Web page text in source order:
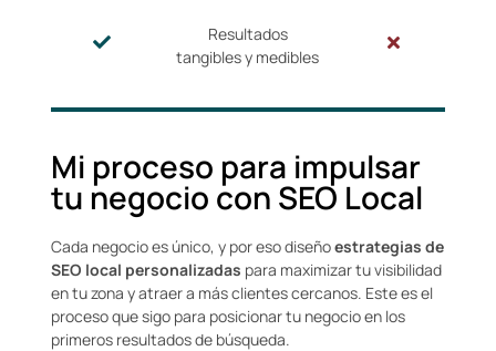
Resultados
tangibles y medibles
Mi proceso para impulsar
tu negocio con SEO Local
Cada negocio es único, y por eso diseñoestrategias de
SEO local personalizadas para maximizar tu visibilidad
en tu zona y atraer a más clientes cercanos. Este es el
proceso que sigo para posicionar tu negocio en los
primeros resultados de búsqueda.